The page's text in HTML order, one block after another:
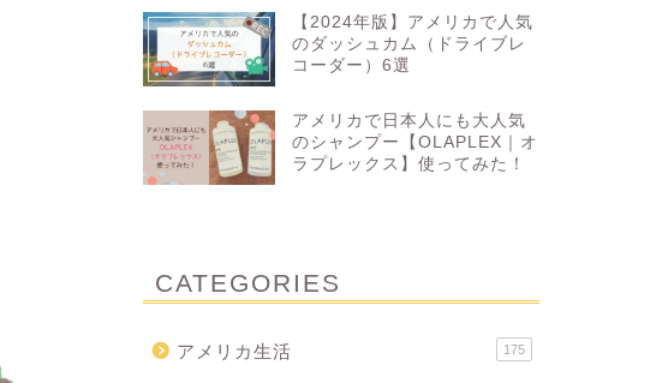
【2024年版】アメリカで人気
のダッシュカム（ドライブレ
コーダー）6選
アメリカで日本人にも大人気
のシャンプー【OLAPLEX｜オ
ラプレックス】使ってみた！
CATEGORIES
アメリカ生活 175